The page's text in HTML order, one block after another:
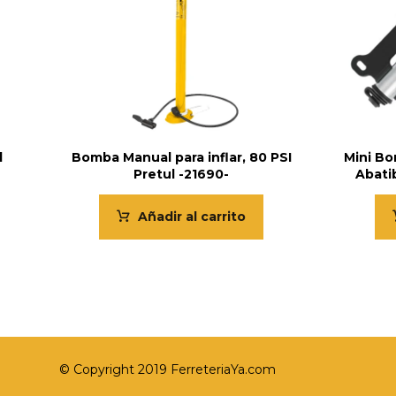
Bomba Manual para inflar, 80 PSI
Pretul -21690-
Añadir al carrito
Mini
© Copyright 2019 FerreteriaYa.com